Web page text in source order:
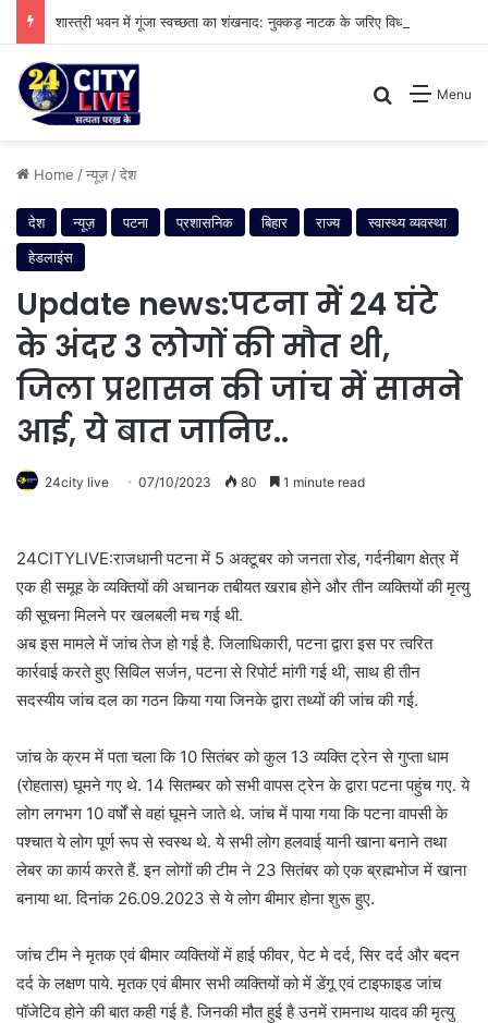
Menu
Search for
Home /न्यूज़ /देश
देश न्यूज़ पटना प्रशासनिक बिहार राज्य
स्वास्थ्य व्यवस्था
हेडलाइंस
Update news:पटना में 24 घंटे
के अंदर 3 लोगों की मौत थी,
जिला प्रशासन की जांच में सामने
आई, ये बात जानिए..
24city live 07/10/2023 80 1 minute read
24CITYLIVE:राजधानी पटना में 5 अक्टूबर को जनता रोड, गर्दनीबाग क्षेत्र में
एक ही समूह के व्यक्तियों की अचानक तबीयत खराब होने और तीन व्यक्तियों की मृत्यु
की सूचना मिलने पर खलबली मच गई थी.
अब इस मामले में जांच तेज हो गई है. जिलाधिकारी, पटना द्वारा इस पर त्वरित
कार्रवाई करते हुए सिविल सर्जन, पटना से रिपोर्ट मांगी गई थी, साथ ही तीन
सदस्यीय जांच दल का गठन किया गया जिनके द्वारा तथ्यों की जांच की गई.
जांच के क्रम में पता चला कि 10 सितंबर को कुल 13 व्यक्ति ट्रेन से गुप्ता धाम
(रोहतास) घूमने गए थे. 14 सितम्बर को सभी वापस ट्रेन के द्वारा पटना पहुंच गए. ये
लोग लगभग 10 वर्षों से वहां घूमने जाते थे. जांच में पाया गया कि पटना वापसी के
पश्चात ये लोग पूर्ण रूप से स्वस्थ थे. ये सभी लोग हलवाई यानी खाना बनाने तथा
लेबर का कार्य करते हैं. इन लोगों की टीम ने 23 सितंबर को एक ब्रह्मभोज में खाना
बनाया था. दिनांक 26.09.2023 से ये लोग बीमार होना शुरू हुए.
जांच टीम ने मृतक एवं बीमार व्यक्तियों में हाई फीवर, पेट मे दर्द, सिर दर्द और बदन
दर्द के लक्षण पाये. मृतक एवं बीमार सभी व्यक्तियों को में डेंगू एवं टाइफाइड जांच
पॉजेटिव होने की बात कही गई है. जिनकी मौत हुई है उनमें रामनाथ यादव की मृत्यु